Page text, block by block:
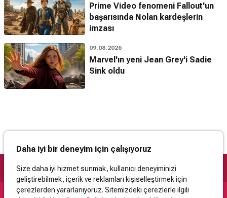
Prime Video fenomeni Fallout'un
başarısında Nolan kardeşlerin
imzası
09.08.2026
Marvel'ın yeni Jean Grey'i Sadie
Sink oldu
Daha iyi bir deneyim için çalışıyoruz
Size daha iyi hizmet sunmak, kullanıcı deneyiminizi
geliştirebilmek, içerik ve reklamları kişiselleştirmek için
çerezlerden yararlanıyoruz. Sitemizdeki çerezlerle ilgili